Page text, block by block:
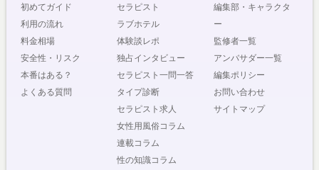
初めてガイド
利用の流れ
料金相場
安全性・リスク
本番はある？
よくある質問
セラピスト
ラブホテル
体験談レポ
独占インタビュー
セラピスト一問一答
タイプ診断
セラピスト求人
女性用風俗コラム
連載コラム
性の知識コラム
編集部・キャラクタ
ー
監修者一覧
アンバサダー一覧
編集ポリシー
お問い合わせ
サイトマップ